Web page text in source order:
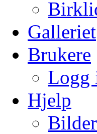
Galleriet
Brukere
Logg
Hjelp